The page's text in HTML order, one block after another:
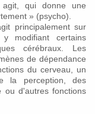
agit, qui donne une
» (psycho).
principalement sur
modifiant certains
cérébraux. Les
de dépendance
du cerveau, un
la perception, des
ou d'autres fonctions